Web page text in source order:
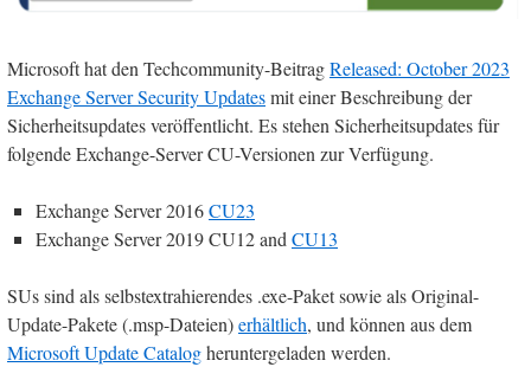
Microsoft hat den Techcommunity-BeitragReleased: October 2023
Exchange Server Security Updatesmit einer Beschreibung der
Sicherheitsupdates veröffentlicht. Es stehen Sicherheitsupdates für
folgende Exchange-Server CU-Versionen zur Verfügung.
Exchange Server 2016CU23
Exchange Server 2019 CU12 and CU13
SUs sind als selbstextrahierendes .exe-Paket sowie als Original-
Update-Pakete (.msp-Dateien)erhältlich, und können aus dem
Microsoft Update Catalogheruntergeladen werden.